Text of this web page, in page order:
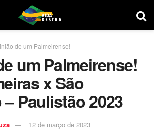
de um Palmeirense!
um Palmeirense!
x São
Paulistão 2023
12 de março de 2023